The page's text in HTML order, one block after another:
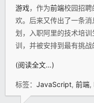
游戏，作为前端校园招聘
欢。后来又传出了一条
划，入职阿里的技术培
训，并被安排到最有挑战
(阅读全文…)
标签： JavaScript, 前端,